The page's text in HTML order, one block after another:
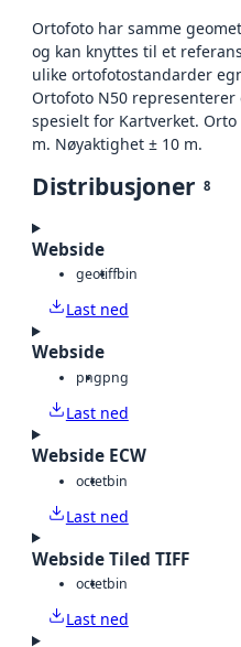
Ortofoto har samme
og kan knyttes til et
ulike ortofotostandarder
Ortofoto N50
spesielt for Kartverket.
m. Nøyaktighet ± 10 m.
Distribusjoner 8
Webside
geotiffbin
Last ned
Webside
pngpng
Last ned
Webside ECW
octetbin
Last ned
Webside Tiled TIFF
octetbin
Last ned